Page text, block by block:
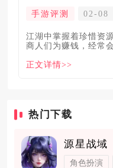
手游评测 02-08
江湖中掌握着珍惜资
商人们为赚钱，经常会
倍，
正文详情>>
热门下载
源星战域
角色扮演